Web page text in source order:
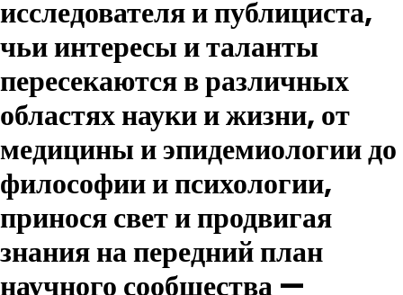
исследователя и публициста,
чьи интересы и таланты
пересекаются в различных
областях науки и жизни, от
медицины и эпидемиологии до
философии и психологии,
принося свет и продвигая
знания на передний план
научного сообщества —